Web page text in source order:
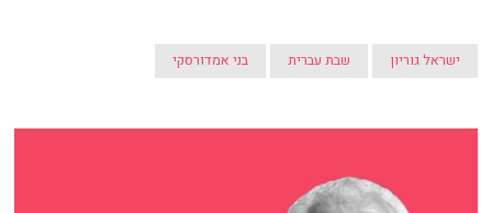
ישראל גוריון שבת עברית בני אמדורסקי